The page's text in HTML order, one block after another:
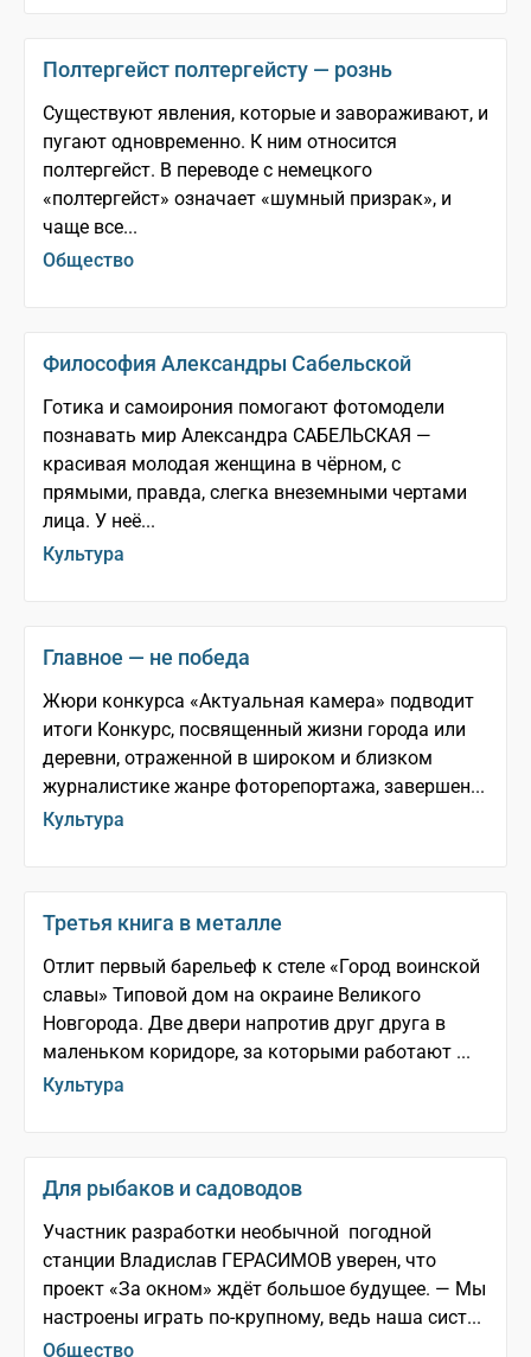
Полтергейст полтергейсту — рознь
Существуют явления, которые и завораживают, и
пугают одновременно. К ним относится
полтергейст. В переводе с немецкого
«полтергейст» означает «шумный призрак», и
чаще все...
Общество
Философия Александры Сабельской
Готика и самоирония помогают фотомодели
познавать мир Александра САБЕЛЬСКАЯ —
красивая молодая женщина в чёрном, с
прямыми, правда, слегка внеземными чертами
лица. У неё...
Культура
Главное — не победа
Жюри конкурса «Актуальная камера» подводит
итоги Конкурс, посвященный жизни города или
деревни, отраженной в широком и близком
журналистике жанре фоторепортажа, завершен...
Культура
Третья книга в металле
Отлит первый барельеф к стеле «Город воинской
славы» Типовой дом на окраине Великого
Новгорода. Две двери напротив друг друга в
маленьком коридоре, за которыми работают ...
Культура
Для рыбаков и садоводов
Участник разработки необычной погодной
станции Владислав ГЕРАСИМОВ уверен, что
проект «За окном» ждёт большое будущее. — Мы
настроены играть по-крупному, ведь наша сист...
Общество